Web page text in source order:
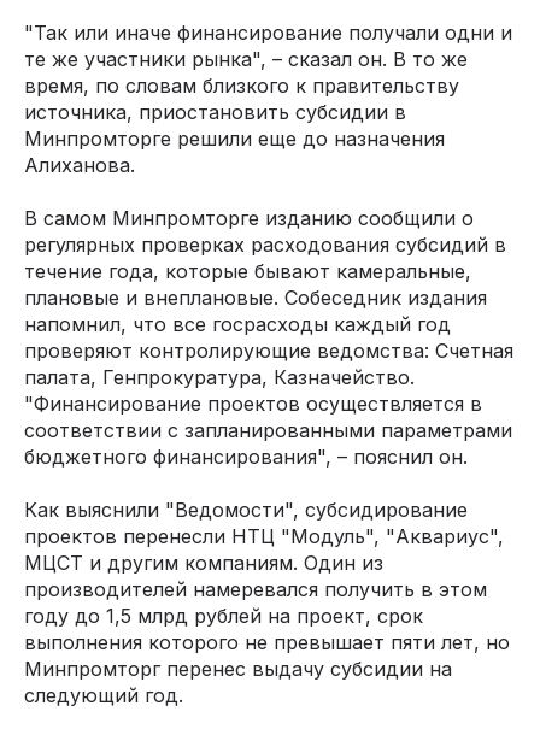
"Так или иначе финансирование получали одни и
те же участники рынка", – сказал он. В то же
время, по словам близкого к правительству
источника, приостановить субсидии в
Минпромторге решили еще до назначения
Алиханова.
В самом Минпромторге изданию сообщили о
регулярных проверках расходования субсидий в
течение года, которые бывают камеральные,
плановые и внеплановые. Собеседник издания
напомнил, что все госрасходы каждый год
проверяют контролирующие ведомства: Счетная
палата, Генпрокуратура, Казначейство.
"Финансирование проектов осуществляется в
соответствии с запланированными параметрами
бюджетного финансирования", – пояснил он.
Как выяснили "Ведомости", субсидирование
проектов перенесли НТЦ "Модуль", "Аквариус",
МЦСТ и другим компаниям. Один из
производителей намеревался получить в этом
году до 1,5 млрд рублей на проект, срок
выполнения которого не превышает пяти лет, но
Минпромторг перенес выдачу субсидии на
следующий год.